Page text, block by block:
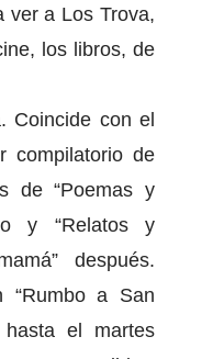
ver a Los Trova,
los libros, de
Coincide con el
compilatorio de
de “Poemas y
y “Relatos y
después.
“Rumbo a San
hasta el martes